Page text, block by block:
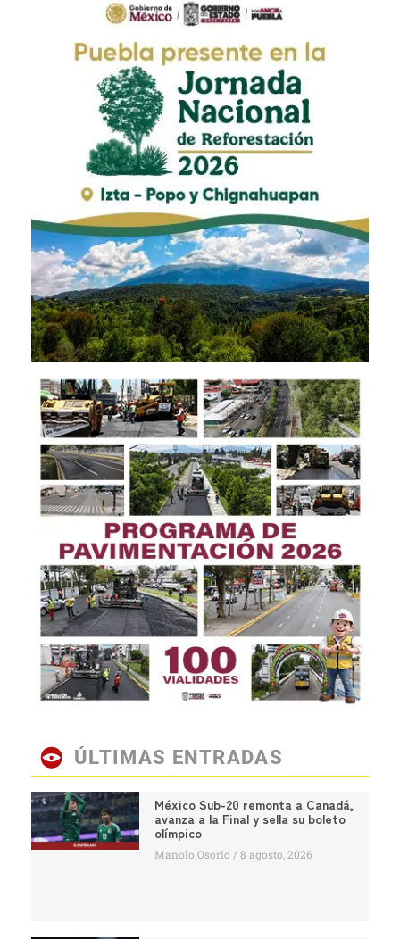
ÚLTIMAS ENTRADAS
México Sub-20 remonta a Canadá,
avanza a la Final y sella su boleto
olímpico
Manolo Osorio 8 agosto, 2026